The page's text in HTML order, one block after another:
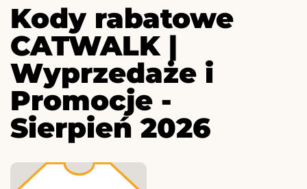
Kody rabatowe
CATWALK |
Wyprzedaże i
Promocje -
Sierpień 2026